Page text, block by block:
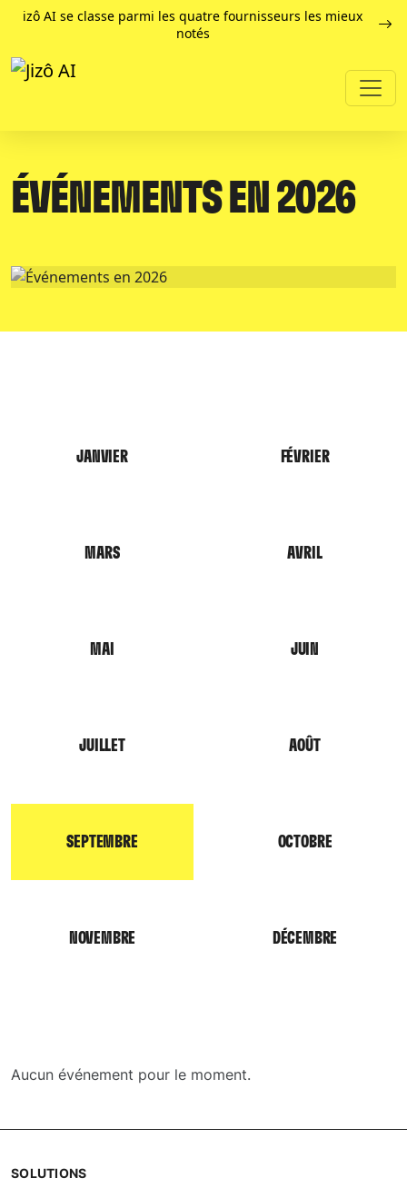
izô AI se classe parmi les quatre fournisseurs les mieux
notés
ÉVÉNEMENTS EN 2026
JANVIER FÉVRIER
MARS AVRIL
MAI JUIN
JUILLET AOÛT
SEPTEMBRE OCTOBRE
NOVEMBRE DÉCEMBRE
Aucun événement pour le moment.
SOLUTIONS